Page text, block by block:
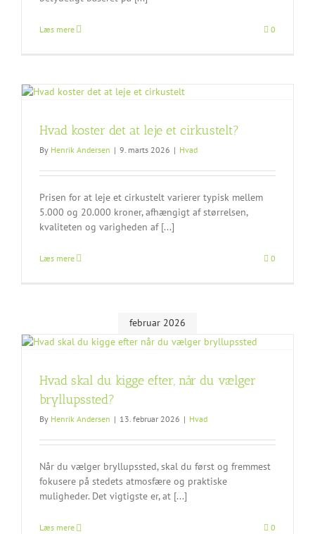
Læs mere 0
Hvad koster det at leje et cirkustelt?
By Henrik Andersen | 9. marts 2026 | Hvad
Prisen for at leje et cirkustelt varierer typisk mellem
5.000 og 20.000 kroner, afhængigt af størrelsen,
kvaliteten og varigheden af [...]
Læs mere 0
februar 2026
Hvad skal du kigge efter, når du vælger
bryllupssted?
By Henrik Andersen | 13. februar 2026 | Hvad
Når du vælger bryllupssted, skal du først og fremmest
fokusere på stedets atmosfære og praktiske
muligheder. Det vigtigste er, at [...]
Læs mere 0